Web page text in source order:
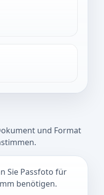
und Format
Sie Passfoto für
benötigen.